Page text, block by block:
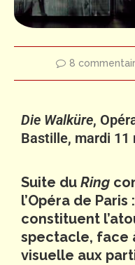
© Herwig Prammer -
8
Die Walküre,
Bastille, mardi 11
Suite du Ring
l’Opéra de
constituent
spectacle, face
visuelle aux